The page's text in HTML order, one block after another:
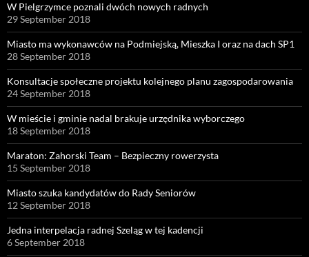
W Pielgrzymce poznali dwóch nowych radnych
29 September 2018
Miasto ma wykonawców na Podmiejską, Mieszka I oraz na dach SP1
28 September 2018
Konsultacje społeczne projektu kolejnego planu zagospodarowania
24 September 2018
W mieście i gminie nadal brakuje urzędnika wyborczego
18 September 2018
Maraton: Zahorski Team – Bezpieczny rowerzysta
15 September 2018
Miasto szuka kandydatów do Rady Seniorów
12 September 2018
Jedna interpelacja radnej Szeląg w tej kadencji
6 September 2018